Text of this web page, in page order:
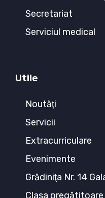
Secretariat
Serviciul medical
Utile
Noutăţi
Servicii
Extracurriculare
Evenimente
Grădiniţa Nr. 14
Clasa pregătitoare